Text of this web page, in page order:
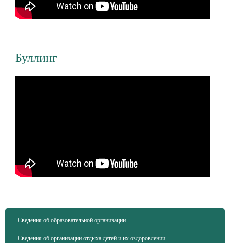
Буллинг
Сведения об образовательной организации
Сведения об организации отдыха детей и их оздоровлении